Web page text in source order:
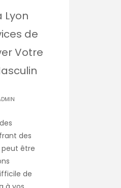
Lyon
de
Votre
des
peut être
de